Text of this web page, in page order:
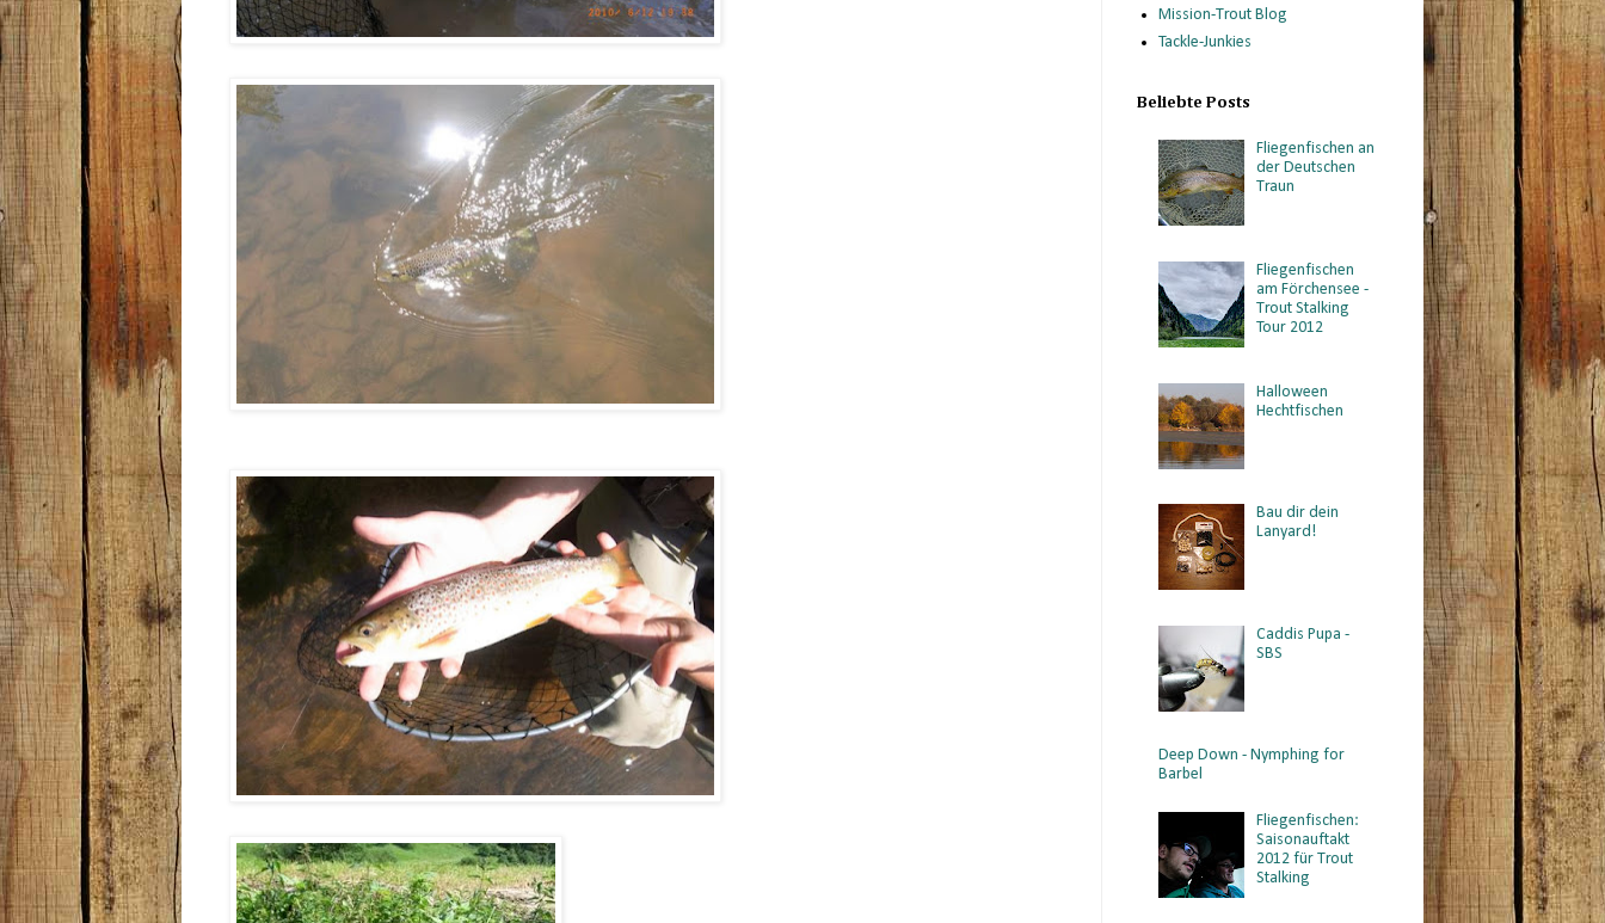
Mission-Trout Blog
Tackle-Junkies
Beliebte Posts
Fliegenfischen an
der Deutschen
Traun
Fliegenfischen
am Förchensee -
Trout Stalking
Tour 2012
Halloween
Hechtfischen
Bau dir dein
Lanyard!
Caddis Pupa -
SBS
Deep Down - Nymphing for
Barbel
Fliegenfischen:
Saisonauftakt
2012 für Trout
Stalking